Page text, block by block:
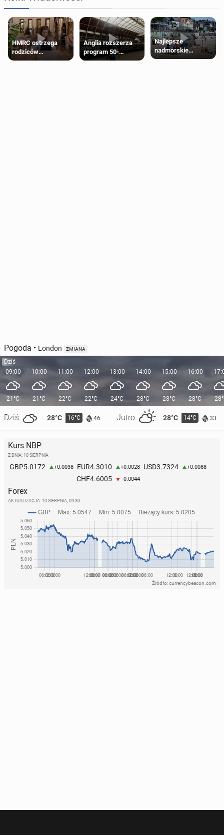
HMRC ostrzega
rodziców
pobierających Child
Anglia rozszerza
program 50-
procentowych
Najlepsze
nadmorskie
miasteczko blisko
Pogoda • London ZMIANA
Dziś
09:00
21°C
Dziś 28°C 16°C 46 Jutro 28°C 14°C 33
10:00
21°C
11:00
22°C
12:00
22°C
13:00
24°C
14:00
28°C
15:00
28°C
16:00
28°C
Kurs NBP
Z DNIA: 10 SIERPNIA
GBP5.0172 +0.0038 EUR4.3010 +0.0028 USD3.7324 +0.0088
CHF4.6005 -0.0044
Forex
AKTUALIZACJA: 10 SIERPNIA, 09:30
Źródło: currencybeacon.com